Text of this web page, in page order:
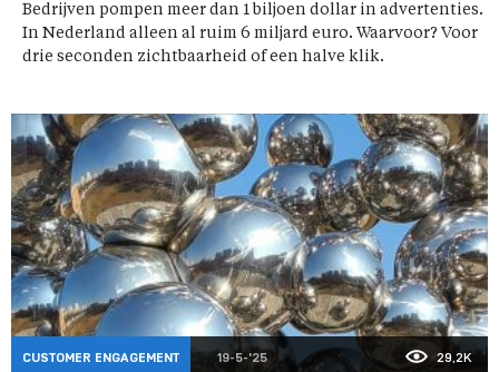
Bedrijven pompen meer dan 1 biljoen dollar in advertenties.
In Nederland alleen al ruim 6 miljard euro. Waarvoor? Voor
drie seconden zichtbaarheid of een halve klik.
CUSTOMER ENGAGEMENT 19-5-'25 29,2K